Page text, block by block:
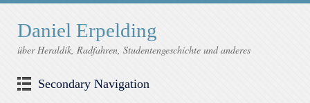
Daniel Erpelding
über Heraldik, Radfahren, Studentengeschichte und anderes
Secondary Navigation